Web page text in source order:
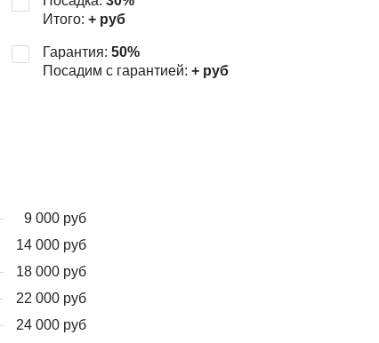
Итого: +руб
Гарантия: 50%
Посадим с гарантией: +руб
9 000 руб
14 000 руб
18 000 руб
22 000 руб
24 000 руб